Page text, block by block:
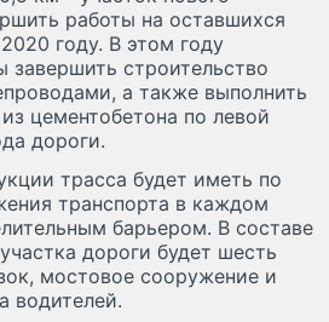
работы на оставшихся
году. В этом году
строительство
а также выполнить
цементобетона по левой
дороги.
трасса будет иметь по
транспорта в каждом
барьером. В составе
дороги будет шесть
мостовое сооружение и
водителей.